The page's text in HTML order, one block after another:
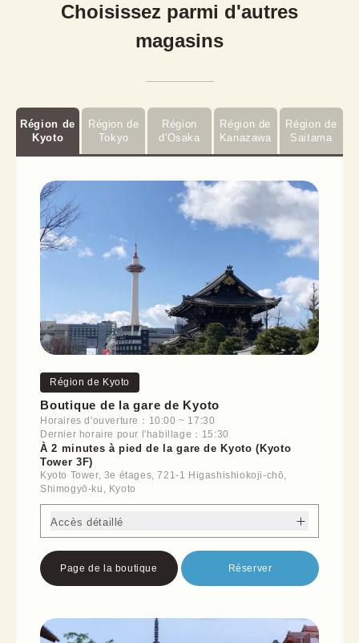
Choisissez parmi d'autres
magasins
Région de
Kyoto
Région de
Tokyo
Région
d'Osaka
Région de
Kanazawa
Région de
Saitama
Région de Kyoto
Boutique de la gare de Kyoto
Horaires d'ouverture：10:00 ~ 17:30
Dernier horaire pour l'habillage：15:30
À 2 minutes à pied de la gare de Kyoto (Kyoto
Tower 3F)
Kyoto Tower, 3e étages, 721-1 Higashishiokoji-chō,
Shimogyō-ku, Kyoto
Accès détaillé
Page de la boutique Réserver